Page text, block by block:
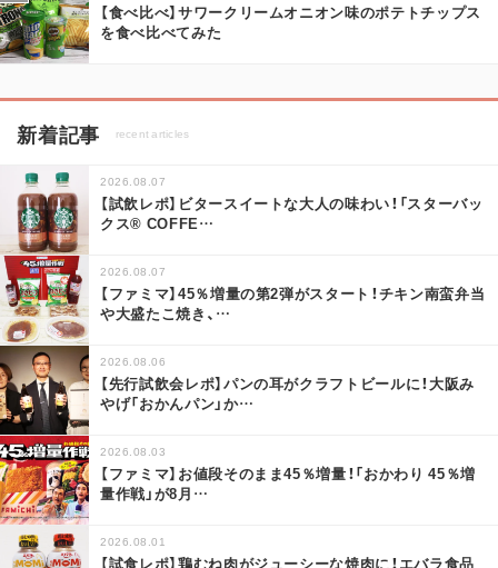
【食べ比べ】サワークリームオニオン味のポテトチップス
を食べ比べてみた
新着記事 recent articles
2026.08.07
【試飲レポ】ビタースイートな大人の味わい！「スターバッ
クス® COFFE…
2026.08.07
【ファミマ】45％増量の第2弾がスタート！チキン南蛮弁当
や大盛たこ焼き、 …
2026.08.06
【先行試飲会レポ】パンの耳がクラフトビールに！大阪み
やげ「おかんパン」か…
2026.08.03
【ファミマ】お値段そのまま45％増量！「おかわり 45％増
量作戦」が8月 …
2026.08.01
【試食レポ】鶏むね肉がジューシーな焼肉に！エバラ食品